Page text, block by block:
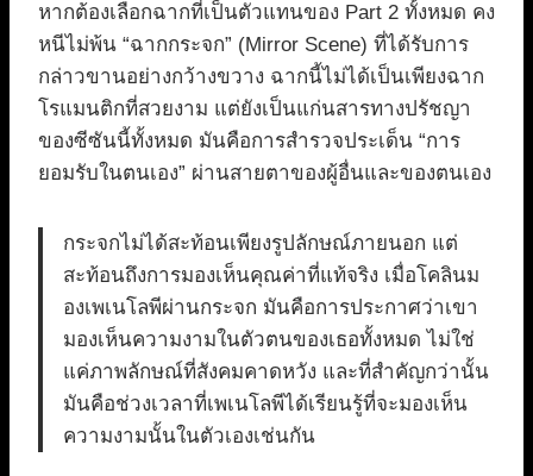
หากต้องเลือกฉากที่เป็นตัวแทนของ Part 2 ทั้งหมด คง
หนีไม่พ้น “ฉากกระจก” (Mirror Scene) ที่ได้รับการ
กล่าวขานอย่างกว้างขวาง ฉากนี้ไม่ได้เป็นเพียงฉาก
โรแมนติกที่สวยงาม แต่ยังเป็นแก่นสารทางปรัชญา
ของซีซันนี้ทั้งหมด มันคือการสำรวจประเด็น “การ
ยอมรับในตนเอง” ผ่านสายตาของผู้อื่นและของตนเอง
กระจกไม่ได้สะท้อนเพียงรูปลักษณ์ภายนอก แต่
สะท้อนถึงการมองเห็นคุณค่าที่แท้จริง เมื่อโคลินม
องเพเนโลพีผ่านกระจก มันคือการประกาศว่าเขา
มองเห็นความงามในตัวตนของเธอทั้งหมด ไม่ใช่
แค่ภาพลักษณ์ที่สังคมคาดหวัง และที่สำคัญกว่านั้น
มันคือช่วงเวลาที่เพเนโลพีได้เรียนรู้ที่จะมองเห็น
ความงามนั้นในตัวเองเช่นกัน